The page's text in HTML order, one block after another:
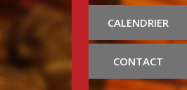
CALENDRIER
CONTACT